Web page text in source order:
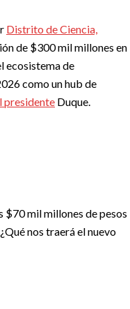
Distrito de Ciencia,
de $300 mil millones en
ecosistema de
como un hub de
presidente Duque.
$70 mil millones de pesos
nos traerá el nuevo